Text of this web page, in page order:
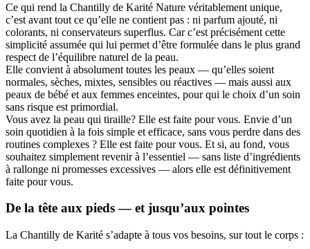
Ce qui rend la Chantilly de Karité Nature véritablement unique,
c’est avant tout ce qu’elle ne contient pas : ni parfum ajouté, ni
colorants, ni conservateurs superflus. Car c’est précisément cette
simplicité assumée qui lui permet d’être formulée dans le plus grand
respect de l’équilibre naturel de la peau.
Elle convient à absolument toutes les peaux — qu’elles soient
normales, sèches, mixtes, sensibles ou réactives — mais aussi aux
peaux de bébé et aux femmes enceintes, pour qui le choix d’un soin
sans risque est primordial.
Vous avez la peau qui tiraille? Elle est faite pour vous. Envie d’un
soin quotidien à la fois simple et efficace, sans vous perdre dans des
routines complexes ? Elle est faite pour vous. Et si, au fond, vous
souhaitez simplement revenir à l’essentiel — sans liste d’ingrédients
à rallonge ni promesses excessives — alors elle est définitivement
faite pour vous.
De la tête aux pieds — et jusqu’aux pointes
La Chantilly de Karité s’adapte à tous vos besoins, sur tout le corps :